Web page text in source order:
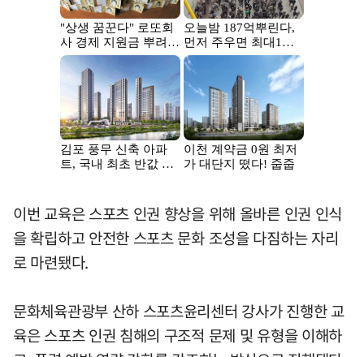
이번 교육은 스포츠 인권 향상을 위해 올바른 인권 인식
을 확립하고 안전한 스포츠 문화 조성을 다짐하는 자리
로 마련됐다.
문화체육관광부 산하 스포츠윤리센터 강사가 진행한 교
육은 스포츠 인권 침해의 구조적 문제 및 유형을 이해하